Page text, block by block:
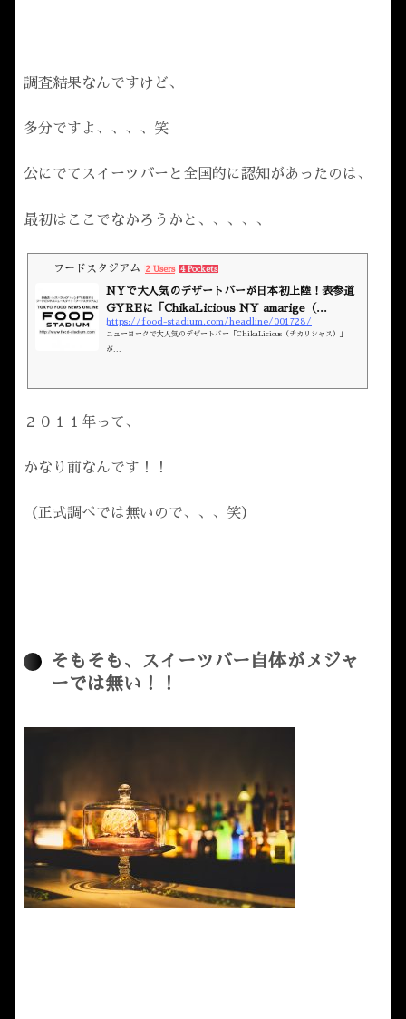
調査結果なんですけど、
多分ですよ、、、、笑
公にでてスイーツバーと全国的に認知があったのは、
最初はここでなかろうかと、、、、、
フードスタジアム 2 Users 4 Pockets
NYで大人気のデザートバーが日本初上陸！表参道
GYREに「ChikaLicious NY amarige（...
https://food-stadium.com/headline/001728/
ニューヨークで大人気のデザートバー「ChikaLicious（チカリシャス）」
が...
２０１１年って、
かなり前なんです！！
（正式調べでは無いので、、、笑）
そもそも、スイーツバー自体がメジャ
ーでは無い！！